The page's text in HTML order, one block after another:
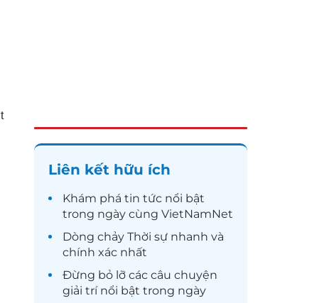
Liên kết hữu ích
Khám phá tin tức nổi bật
trong ngày cùng VietNamNet
Dòng chảy Thời sự nhanh và
chính xác nhất
Đừng bỏ lỡ các câu chuyện
giải trínổi bật trong ngày